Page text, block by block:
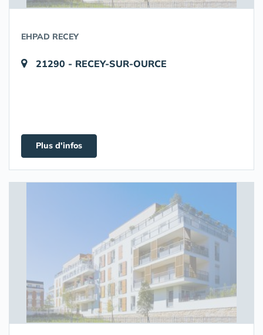
EHPAD RECEY
21290 - RECEY-SUR-OURCE
Plus d'infos